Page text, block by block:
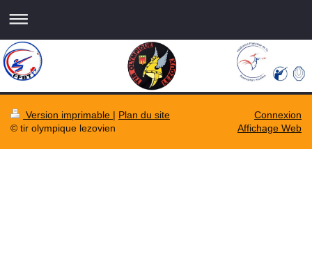
Version imprimable | Plan du site
© tir olympique lezovien
Connexion
Affichage Web